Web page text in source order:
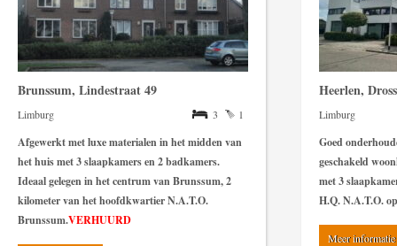
Brunssum, Lindestraat 49
3 1
Limburg
Afgewerkt met luxe materialen in het midden van
het huis met 3 slaapkamers en 2 badkamers.
Ideaal gelegen in het centrum van Brunssum, 2
kilometer van het hoofdkwartier N.A.T.O.
Brunssum.VERHUURD
Heerlen,
Limburg
Goed
geschakeld
met 3
H.Q. N.A.T.O.
Meer informatie